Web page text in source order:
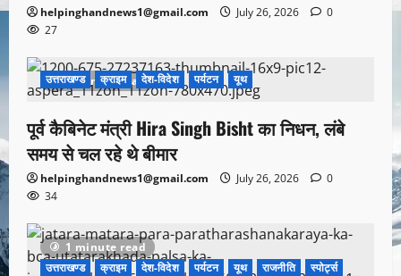
helpinghandnews1@gmail.com July 26, 2026
0
27
1 minute read
उत्तराखण्ड क्राइम देश-विदेश पर्यटन यूथ
पूर्व कैबिनेट मंत्री Hira Singh Bisht का निधन, लंबे
समय से चल रहे थे बीमार
helpinghandnews1@gmail.com July 26, 2026
0
34
1 minute read
उत्तराखण्ड
क्राइम देश-विदेश पर्यटन यूथ राजनीति
स्पोर्ट्स